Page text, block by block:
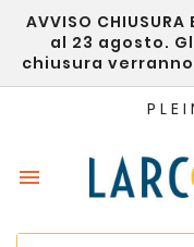
AVVISO
al 23 agosto.
chiusura

Créer une
Nom de la liste
Annuler